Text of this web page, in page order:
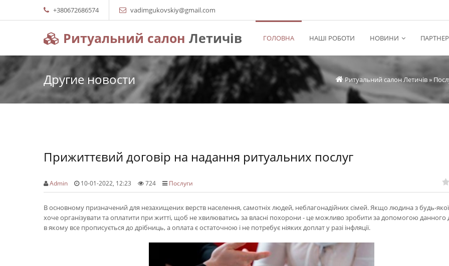
+380672686574 vadimgukovskiy@gmail.com
Ритуальний салон Летичів ГОЛОВНА НАШІ РОБОТИ НОВИНИ
Другие новости Ритуальний салон Летичів»
Прижиттєвий договір на надання ритуальних послуг
Admin 10-01-2022, 12:23 724 Послуги
В основному призначений для незахищених верств населення, самотніх людей, неблагонадійних сімей. Якщо людина з будь-
хоче організувати та оплатити при житті, щоб не хвилюватись за власні похорони - це можливо зробити за допомогою данного
в якому все прописується до дрібниць, а оплата є остаточною і не потребує ніяких доплат у разі інфляції.